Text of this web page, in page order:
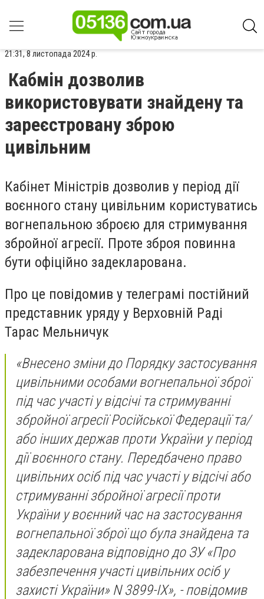
21:31, 8 листопада 2024 р.
Кабмін дозволив
використовувати знайдену та
зареєстровану зброю
цивільним
Кабінет Міністрів дозволив у період дії
воєнного стану цивільним користуватись
вогнепальною зброєю для стримування
збройної агресії. Проте зброя повинна
бути офіційно задекларована.
Про це повідомив у телеграмі постійний
представник уряду у Верховній Раді
Тарас Мельничук
«Внесено зміни до Порядку застосування
цивільними особами вогнепальної зброї
під час участі у відсічі та стримуванні
збройної агресії Російської Федерації та/
або інших держав проти України у період
дії воєнного стану. Передбачено право
цивільних осіб під час участі у відсічі або
стримуванні збройної агресії проти
України у воєнний час на застосування
вогнепальної зброї що була знайдена та
задекларована відповідно до ЗУ «Про
забезпечення участі цивільних осіб у
захисті України» N 3899-ІХ», - повідомив